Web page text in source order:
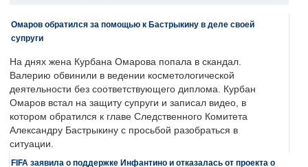
Омаров обратился за помощью к Бастрыкину в деле своей
супруги
На днях жена Курбана Омарова попала в скандал.
Валерию обвинили в ведении косметологической
деятельности без соответствующего диплома. Курбан
Омаров встал на защиту супруги и записал видео, в
котором обратился к главе Следственного Комитета
Александру Бастрыкину с просьбой разобраться в
ситуации.
FIFA заявила о поддержке Инфантино и отказалась от проекта о